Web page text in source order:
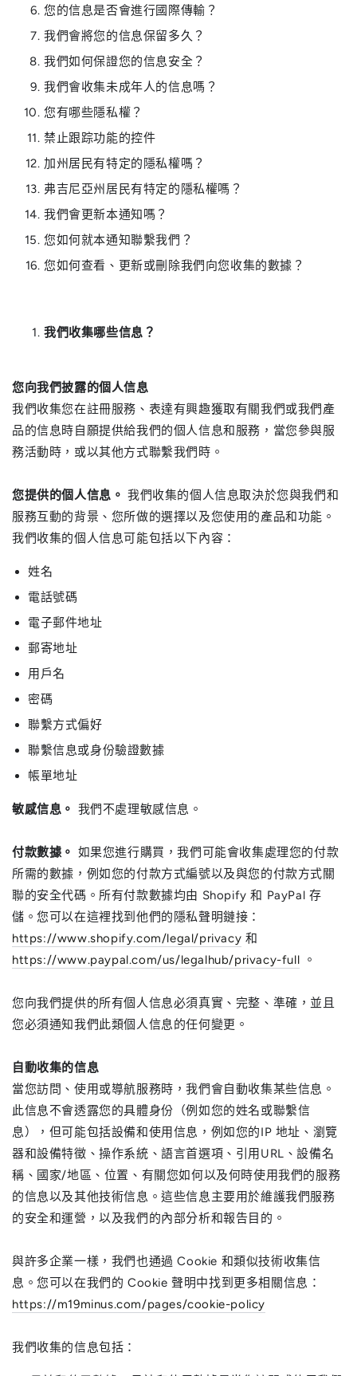
您的信息是否會進行國際傳輸？
我們會將您的信息保留多久？
我們如何保證您的信息安全？
我們會收集未成年人的信息嗎？
您有哪些隱私權？
禁止跟踪功能的控件
加州居民有特定的隱私權嗎？
弗吉尼亞州居民有特定的隱私權嗎？
我們會更新本通知嗎？
您如何就本通知聯繫我們？
您如何查看、更新或刪除我們向您收集的數據？
我們收集哪些信息？
您向我們披露的個人信息
我們收集您在註冊服務、表達有興趣獲取有關我們或我們產
品的信息時自願提供給我們的個人信息和服務，當您參與服
務活動時，或以其他方式聯繫我們時。
您提供的個人信息。 我們收集的個人信息取決於您與我們和
服務互動的背景、您所做的選擇以及您使用的產品和功能。
我們收集的個人信息可能包括以下內容：
姓名
電話號碼
電子郵件地址
郵寄地址
用戶名
密碼
聯繫方式偏好
聯繫信息或身份驗證數據
帳單地址
敏感信息。 我們不處理敏感信息。
付款數據。 如果您進行購買，我們可能會收集處理您的付款
所需的數據，例如您的付款方式編號以及與您的付款方式關
聯的安全代碼。所有付款數據均由 Shopify 和 PayPal 存
儲。您可以在這裡找到他們的隱私聲明鏈接：
https://www.shopify.com/legal/privacy 和
https://www.paypal.com/us/legalhub/privacy-full 。
您向我們提供的所有個人信息必須真實、完整、準確，並且
您必須通知我們此類個人信息的任何變更。
自動收集的信息
當您訪問、使用或導航服務時，我們會自動收集某些信息。
此信息不會透露您的具體身份（例如您的姓名或聯繫信
息），但可能包括設備和使用信息，例如您的IP 地址、瀏覽
器和設備特徵、操作系統、語言首選項、引用URL、設備名
稱、國家/地區、位置、有關您如何以及何時使用我們的服務
的信息以及其他技術信息。這些信息主要用於維護我們服務
的安全和運營，以及我們的內部分析和報告目的。
與許多企業一樣，我們也通過 Cookie 和類似技術收集信
息。您可以在我們的 Cookie 聲明中找到更多相關信息：
https://m19minus.com/pages/cookie-policy
我們收集的信息包括：